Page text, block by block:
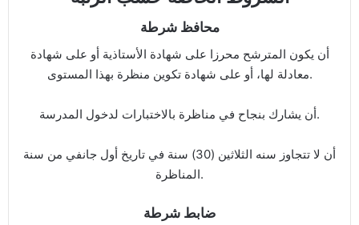
محافظ شرطة
أن يكون المترشح محرزا على شهادة الأستاذية أو على شهادة
معادلة لها، أو على شهادة تكوين منظرة بهذا المستوى.
أن يشارك بنجاح في مناظرة بالاختبارات لدخول المدرسة.
أن لا تتجاوز سنه الثلاثين (30) سنة في تاريخ أول جانفي من سنة
المناظرة.
ضابط شرطة